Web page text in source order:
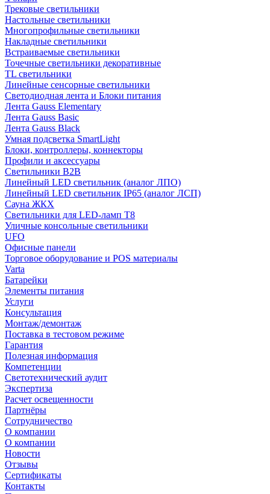
Трековые светильники
Настольные светильники
Многопрофильные светильники
Накладные светильники
Встраиваемые светильники
Точечные светильники декоративные
TL светильники
Линейные сенсорные светильники
Светодиодная лента и Блоки питания
Лента Gauss Elementary
Лента Gauss Basic
Лента Gauss Black
Умная подсветка SmartLight
Блоки, контроллеры, коннекторы
Профили и аксессуары
Светильники B2B
Линейный LED светильник (аналог ЛПО)
Линейный LED светильник IP65 (аналог ЛСП)
Сауна ЖКХ
Светильники для LED-ламп T8
Уличные консольные светильники
UFO
Офисные панели
Торговое оборудование и POS материалы
Varta
Батарейки
Элементы питания
Услуги
Консультация
Монтаж/демонтаж
Поставка в тестовом режиме
Гарантия
Полезная информация
Компетенции
Светотехнический аудит
Экспертиза
Расчет освещенности
Партнёры
Cотрудничество
О компании
О компании
Новости
Отзывы
Сертификаты
Контакты